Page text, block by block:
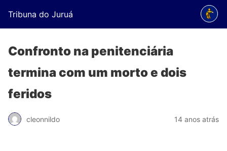
Tribuna do Juruá
Confronto na penitenciária
termina com um morto e dois
feridos
cleonnildo 14 anos atrás